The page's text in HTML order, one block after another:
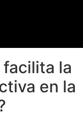
la
en la